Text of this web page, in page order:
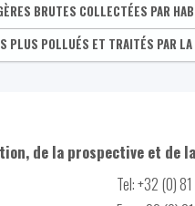
(long terme)
BRUTES COLLECTÉES PAR
- Province - Bassin EFE - Zone
PLUS POLLUÉS ET TRAITÉS PAR LA
de la prospective et de
Tel: +32 (0)